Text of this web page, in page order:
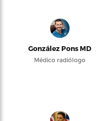
González Pons MD
Médico radiólogo